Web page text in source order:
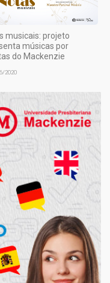
musicais: projeto
músicas por
do Mackenzie
2020